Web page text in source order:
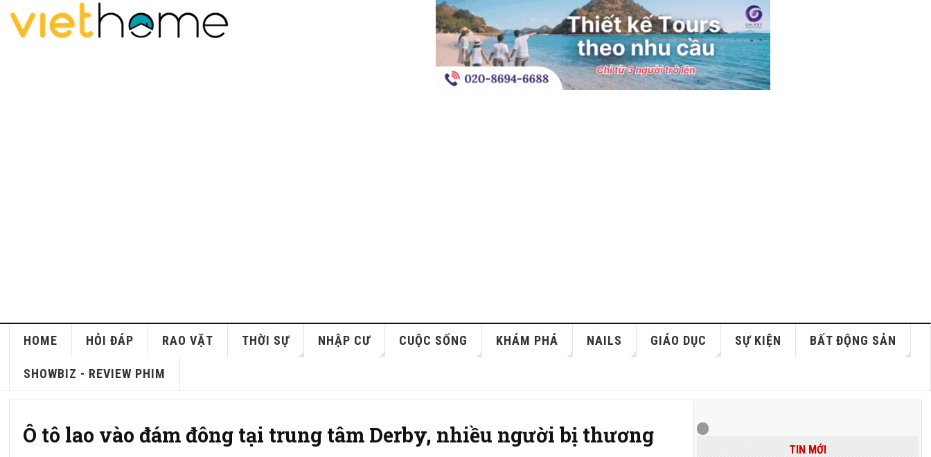
HOME HỎI ĐÁP RAO VẶT THỜI SỰ NHẬP CƯ CUỘC SỐNG KHÁM PHÁ NAILS GIÁO DỤC SỰ KIỆN BẤT ĐỘNG SẢN
SHOWBIZ - REVIEW PHIM
Ô tô lao vào đám đông tại trung tâm Derby, nhiều người bị thương
TIN MỚI